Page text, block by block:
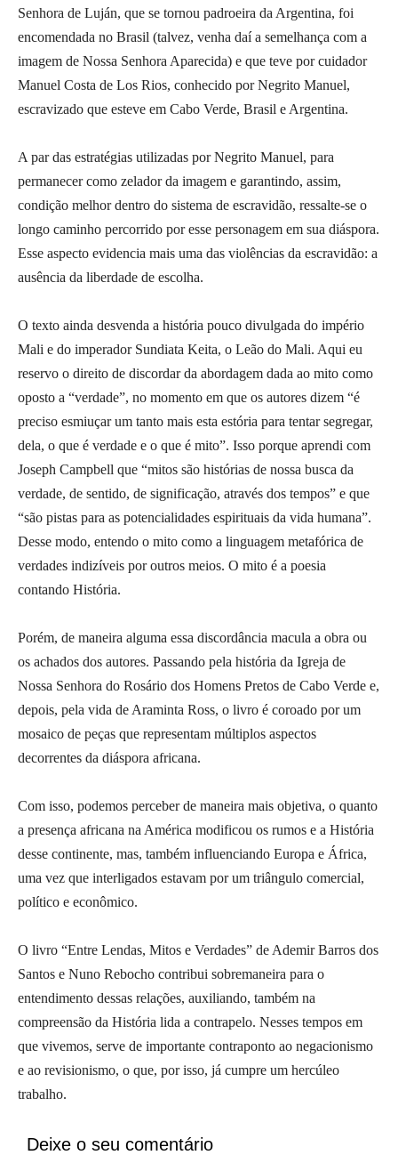
Senhora de Luján, que se tornou padroeira da Argentina, foi
encomendada no Brasil (talvez, venha daí a semelhança com a
imagem de Nossa Senhora Aparecida) e que teve por cuidador
Manuel Costa de Los Rios, conhecido por Negrito Manuel,
escravizado que esteve em Cabo Verde, Brasil e Argentina.
A par das estratégias utilizadas por Negrito Manuel, para
permanecer como zelador da imagem e garantindo, assim,
condição melhor dentro do sistema de escravidão, ressalte-se o
longo caminho percorrido por esse personagem em sua diáspora.
Esse aspecto evidencia mais uma das violências da escravidão: a
ausência da liberdade de escolha.
O texto ainda desvenda a história pouco divulgada do império
Mali e do imperador Sundiata Keita, o Leão do Mali. Aqui eu
reservo o direito de discordar da abordagem dada ao mito como
oposto a “verdade”, no momento em que os autores dizem “é
preciso esmiuçar um tanto mais esta estória para tentar segregar,
dela, o que é verdade e o que é mito”. Isso porque aprendi com
Joseph Campbell que “mitos são histórias de nossa busca da
verdade, de sentido, de significação, através dos tempos” e que
“são pistas para as potencialidades espirituais da vida humana”.
Desse modo, entendo o mito como a linguagem metafórica de
verdades indizíveis por outros meios. O mito é a poesia
contando História.
Porém, de maneira alguma essa discordância macula a obra ou
os achados dos autores. Passando pela história da Igreja de
Nossa Senhora do Rosário dos Homens Pretos de Cabo Verde e,
depois, pela vida de Araminta Ross, o livro é coroado por um
mosaico de peças que representam múltiplos aspectos
decorrentes da diáspora africana.
Com isso, podemos perceber de maneira mais objetiva, o quanto
a presença africana na América modificou os rumos e a História
desse continente, mas, também influenciando Europa e África,
uma vez que interligados estavam por um triângulo comercial,
político e econômico.
O livro “Entre Lendas, Mitos e Verdades” de Ademir Barros dos
Santos e Nuno Rebocho contribui sobremaneira para o
entendimento dessas relações, auxiliando, também na
compreensão da História lida a contrapelo. Nesses tempos em
que vivemos, serve de importante contraponto ao negacionismo
e ao revisionismo, o que, por isso, já cumpre um hercúleo
trabalho.
Deixe o seu comentário